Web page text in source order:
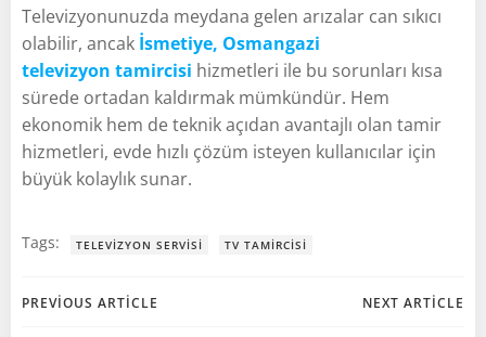
Televizyonunuzda meydana gelen arızalar can sıkıcı
olabilir, ancak İsmetiye, Osmangazi
televizyon tamircisi hizmetleri ile bu sorunları kısa
sürede ortadan kaldırmak mümkündür. Hem
ekonomik hem de teknik açıdan avantajlı olan tamir
hizmetleri, evde hızlı çözüm isteyen kullanıcılar için
büyük kolaylık sunar.
Tags: TELEVIZYON SERVISI TV TAMIRCISI
Post
PREVIOUS ARTICLE NEXT ARTICLE